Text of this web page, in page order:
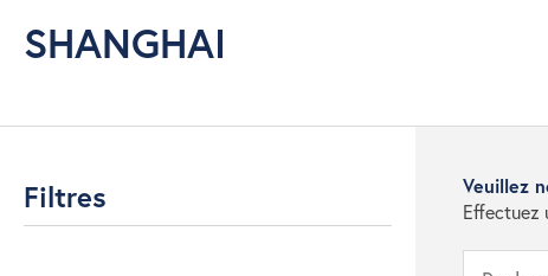
SHANGHAI
Filtres
Veuillez
Effectuez